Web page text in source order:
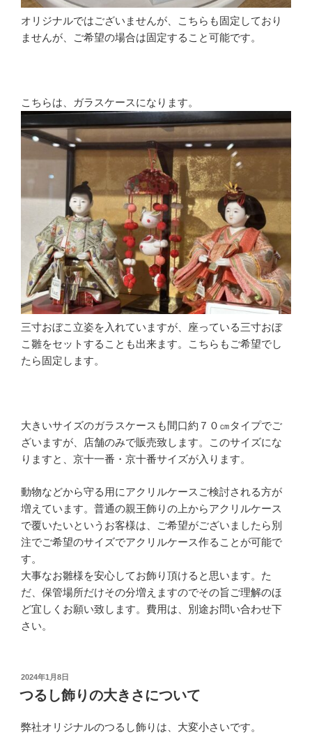
オリジナルではございませんが、こちらも固定しており
ませんが、ご希望の場合は固定すること可能です。
こちらは、ガラスケースになります。
三寸おぼこ立姿を入れていますが、座っている三寸おぼ
こ雛をセットすることも出来ます。こちらもご希望でし
たら固定します。
大きいサイズのガラスケースも間口約７０㎝タイプでご
ざいますが、店舗のみで販売致します。このサイズにな
りますと、京十一番・京十番サイズが入ります。
動物などから守る用にアクリルケースご検討される方が
増えています。普通の親王飾りの上からアクリルケース
で覆いたいというお客様は、ご希望がございましたら別
注でご希望のサイズでアクリルケース作ることが可能で
す。
大事なお雛様を安心してお飾り頂けると思います。た
だ、保管場所だけその分増えますのでその旨ご理解のほ
ど宜しくお願い致します。費用は、別途お問い合わせ下
さい。
投
稿
日:
2024年1月8日
つるし飾りの大きさについて
弊社オリジナルのつるし飾りは、大変小さいです。